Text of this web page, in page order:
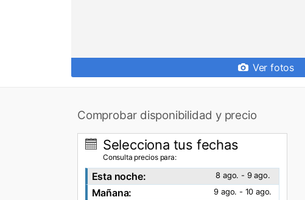
Ver fotos
Comprobar disponibilidad y precio
Selecciona tus fechas
Consulta precios para:
Esta noche: 8 ago. - 9 ago.
Mañana: 9 ago. - 10 ago.